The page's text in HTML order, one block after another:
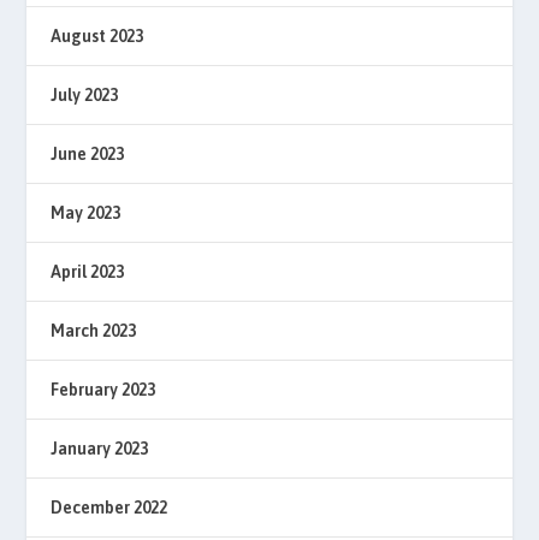
August 2023
July 2023
June 2023
May 2023
April 2023
March 2023
February 2023
January 2023
December 2022